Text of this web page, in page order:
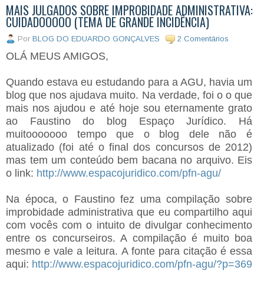
MAIS JULGADOS SOBRE IMPROBIDADE ADMINISTRATIVA:
CUIDADOOOOO (TEMA DE GRANDE INCIDÊNCIA)
Por BLOG DO EDUARDO GONÇALVES 2 Comentários
OLÁ MEUS AMIGOS,
Quando estava eu estudando para a AGU, havia um
blog que nos ajudava muito. Na verdade, foi o o que
mais nos ajudou e até hoje sou eternamente grato
ao Faustino do blog Espaço Jurídico. Há
muitooooooo tempo que o blog dele não é
atualizado (foi até o final dos concursos de 2012)
mas tem um conteúdo bem bacana no arquivo. Eis
o link: http://www.espacojuridico.com/pfn-agu/
Na época, o Faustino fez uma compilação sobre
improbidade administrativa que eu compartilho aqui
com vocês com o intuito de divulgar conhecimento
entre os concurseiros. A compilação é muito boa
mesmo e vale a leitura. A fonte para citação é essa
aqui: http://www.espacojuridico.com/pfn-agu/?p=369